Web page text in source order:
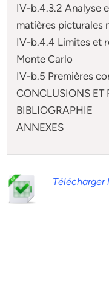
IV-b.4.3.2 Analyse
matières picturales
IV-b.4.4 Limites et
Monte Carlo
IV-b.5 Premières
CONCLUSIONS ET
BIBLIOGRAPHIE
ANNEXES